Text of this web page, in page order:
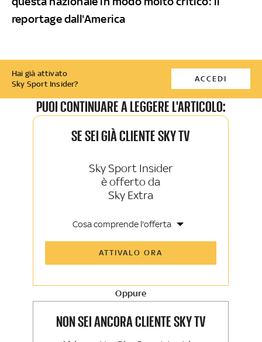
reportage dall'America
Hai già attivato
Sky Sport Insider?
ACCEDI
PUOI CONTINUARE A LEGGERE L'ARTICOLO:
SE SEI GIÀ CLIENTE SKY TV
Sky Sport Insider
è offerto da
Sky Extra
Cosa comprende l'offerta
Sky TG24 Insider
Sport e Sky TG24
La newsletter esclusiva di Sky Sport
ATTIVALO ORA
Oppure
NON SEI ANCORA CLIENTE SKY TV